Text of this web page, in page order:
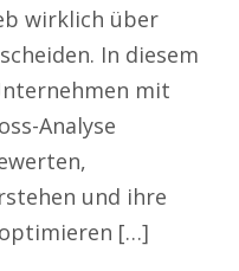
wirklich über
In diesem
mit
Analyse
und ihre
[…]